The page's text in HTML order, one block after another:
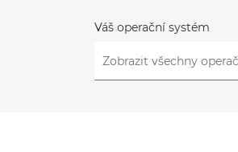
Váš operační systém